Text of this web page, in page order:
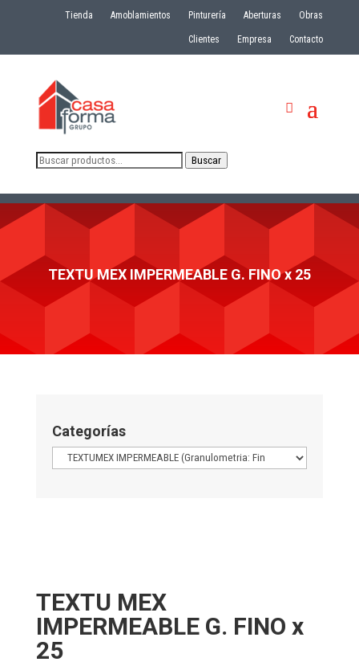
Tienda Amoblamientos Pinturería Aberturas Obras
Clientes Empresa Contacto
Buscar
Buscar
TEXTU MEX IMPERMEABLE G. FINO x 25
Categorías
TEXTU MEX
IMPERMEABLE G. FINO x
25